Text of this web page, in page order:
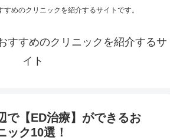
すめのクリニックを紹介するサイトです。
すすめのクリニックを紹介するサ
イト
で【ED治療】ができるお
ック10選！